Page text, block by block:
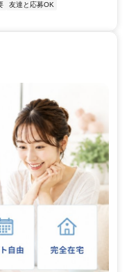
友達と応募OK